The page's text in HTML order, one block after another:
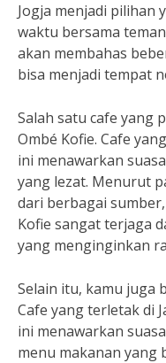
Jogja menjadi pilihan
waktu bersama
akan membahas
bisa menjadi tempat
Salah satu cafe yang
Ombé Kofie. Cafe
ini menawarkan
yang lezat. Menurut
dari berbagai
Kofie sangat terjaga
yang menginginkan
Selain itu, kamu juga
Cafe yang terletak di
ini menawarkan
menu makanan yang